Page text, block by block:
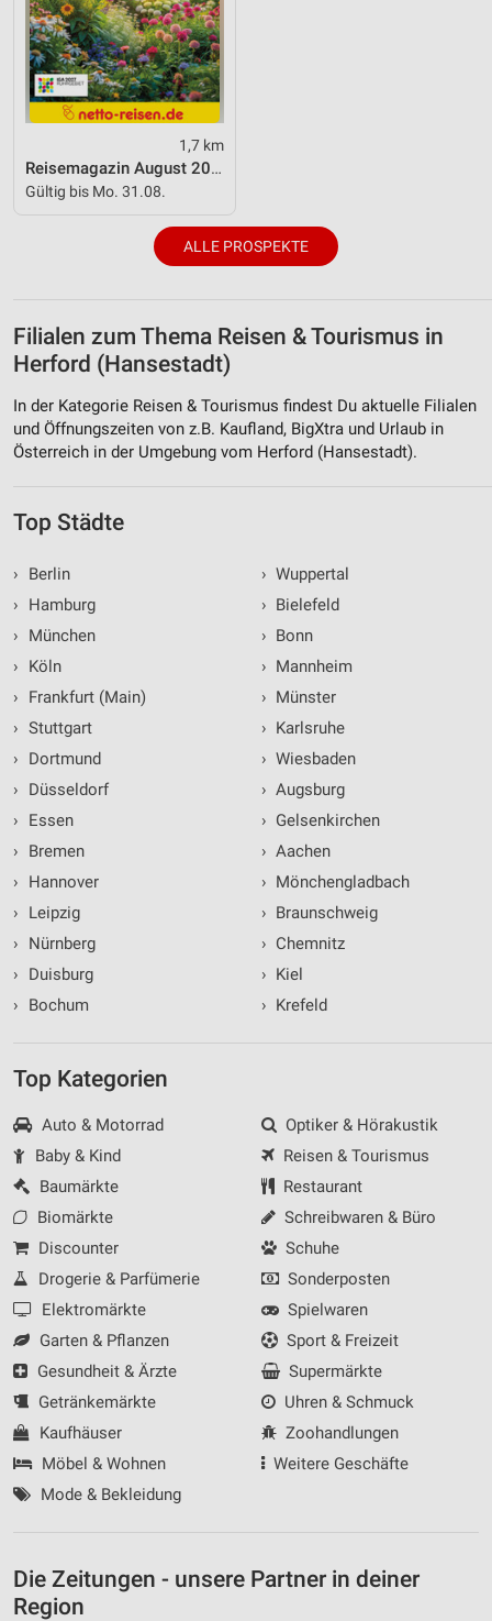
1,7 km
Reisemagazin August 2026
Gültig bis Mo. 31.08.
ALLE PROSPEKTE
Filialen zum Thema Reisen & Tourismus in
Herford (Hansestadt)
In der Kategorie Reisen & Tourismus findest Du aktuelle Filialen
und Öffnungszeiten von z.B. Kaufland, BigXtra und Urlaub in
Österreich in der Umgebung vom Herford (Hansestadt).
Top Städte
›
Berlin
›
Hamburg
›
München
›
Köln
›
Frankfurt (Main)
› Stuttgart
›
Dortmund
›
Düsseldorf
›
Essen
›
Bremen
›
Hannover
›
Leipzig
›
Nürnberg
›
Duisburg
›
Bochum
› Wuppertal
› Bielefeld
› Bonn
› Mannheim
› Münster
› Karlsruhe
› Wiesbaden
› Augsburg
› Gelsenkirchen
› Aachen
› Mönchengladbach
› Braunschweig
› Chemnitz
› Kiel
› Krefeld
Top Kategorien
Auto & Motorrad
Baby & Kind
Baumärkte
Biomärkte
Discounter
Drogerie & Parfümerie
Elektromärkte
Garten & Pflanzen
Gesundheit & Ärzte
Getränkemärkte
Kaufhäuser
Möbel & Wohnen
Mode & Bekleidung
Optiker & Hörakustik
Reisen & Tourismus
Restaurant
Schreibwaren & Büro
Schuhe
Sonderposten
Spielwaren
Sport & Freizeit
Supermärkte
Uhren & Schmuck
Zoohandlungen
Weitere Geschäfte
Die Zeitungen - unsere Partner in deiner
Region